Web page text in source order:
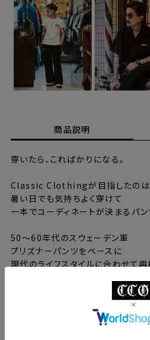
商品説明
穿いたら、こればかりになる。
Classic Clothingが目指したのは
暑い日でも気持ちよく穿けて
一本でコーディネートが決まるパン
50〜60年代のスウェーデン軍
プリズナーパンツをベースに
現代のライフスタイルに合わせて再
バックには、P.Wのステンシルを
ハンドペイントで一点一点表現。